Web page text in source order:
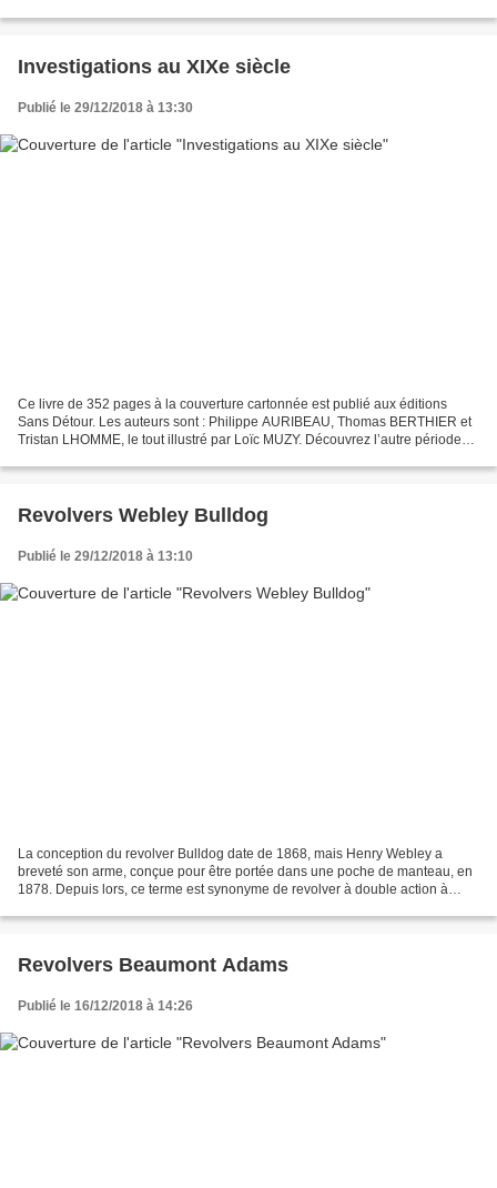
Investigations au XIXe siècle
Publié le 29/12/2018 à 13:30
Ce livre de 352 pages à la couverture cartonnée est publié aux éditions
Sans Détour. Les auteurs sont : Philippe AURIBEAU, Thomas BERTHIER et
Tristan LHOMME, le tout illustré par Loïc MUZY. Découvrez l’autre période
Revolvers Webley Bulldog
Publié le 29/12/2018 à 13:10
La conception du revolver Bulldog date de 1868, mais Henry Webley a
breveté son arme, conçue pour être portée dans une poche de manteau, en
1878. Depuis lors, ce terme est synonyme de revolver à double action à
Revolvers Beaumont Adams
Publié le 16/12/2018 à 14:26